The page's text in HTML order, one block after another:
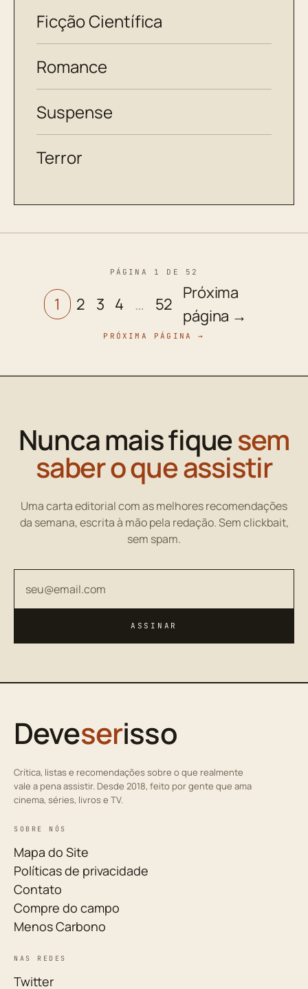
Ficção Científica
Romance
Suspense
Terror
PÁGINA 1 DE 52
1 2 3 4 … 52
Próxima
página →
PRÓXIMA PÁGINA →
Nunca mais fiquesem
saber o que assistir
Uma carta editorial com as melhores recomendações
da semana, escrita à mão pela redação. Sem clickbait,
sem spam.
ASSINAR
Deveserisso
Crítica, listas e recomendações sobre o que realmente
vale a pena assistir. Desde 2018, feito por gente que ama
cinema, séries, livros e TV.
SOBRE NÓS
Mapa do Site
Políticas de privacidade
Contato
Compre do campo
Menos Carbono
NAS REDES
Twitter